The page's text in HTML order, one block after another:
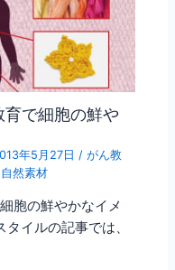
で細胞の鮮や
年5月27日 /がん教
自然素材
胞の鮮やかなイメ
イルの記事では、